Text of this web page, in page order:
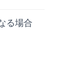
る場合